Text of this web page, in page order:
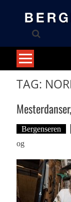
TAG:
Bergenseren
og